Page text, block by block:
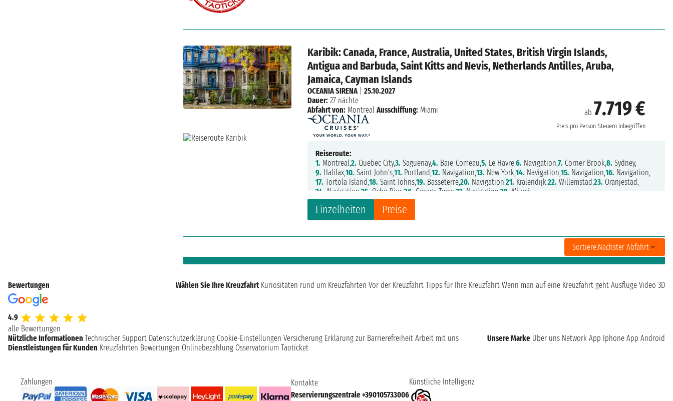
Karibik: Canada, France, Australia, United States, British Virgin Islands,
Antigua and Barbuda, Saint Kitts and Nevis, Netherlands Antilles, Aruba,
Jamaica, Cayman Islands
ab 7.719 €
Preis pro Person Steuern inbegriffen
Einzelheiten Preise
OCEANIA SIRENA|25.10.2027
Dauer: 27 nächte
Abfahrt von: Montreal Ausschiffung: Miami
Reiseroute:
1. Montreal,2. Quebec City,3. Saguenay,4. Baie-Comeau,5. Le Havre,6. Navigation,7. Corner Brook,8. Sydney,
9. Halifax,10. Saint John's,11. Portland,12. Navigation,13. New York,14. Navigation,15. Navigation,16. Navigation,
17. Tortola Island,18. Saint Johns,19. Basseterre,20. Navigation,21. Kralendijk,22. Willemstad,23. Oranjestad,
24.
Navigation,25. Ocho Rios,26. George Town,27. Navigation,28. Miami
Sortiere:Nächster Abfahrt
Bewertungen
4.9
alle Bewertungen
Wählen Sie Ihre Kreuzfahrt Kuriositäten rund um Kreuzfahrten Vor der Kreuzfahrt Tipps für Ihre Kreuzfahrt Wenn man auf eine Kreuzfahrt geht Ausflüge Video 3D
Nützliche Informationen Technischer Support Datenschutzerklärung Cookie-Einstellungen Versicherung Erklärung zur Barrierefreiheit Arbeit mit uns Unsere Marke Über uns Network App Iphone App Android
Dienstleistungen für Kunden Kreuzfahrten Bewertungen Onlinebezahlung Osservatorium Taoticket
Zahlungen
Kontakte
Reservierungszentrale +390105733006
Künstliche Intelligenz